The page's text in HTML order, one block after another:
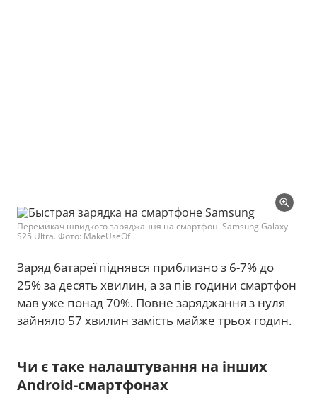
Перемикач швидкого заряджання на смартфоні Samsung Galaxy
S25 Ultra. Фото: MakeUseOf
Заряд батареї піднявся приблизно з 6-7% до
25% за десять хвилин, а за пів години смартфон
мав уже понад 70%. Повне заряджання з нуля
зайняло 57 хвилин замість майже трьох годин.
Чи є таке налаштування на інших
Android-смартфонах